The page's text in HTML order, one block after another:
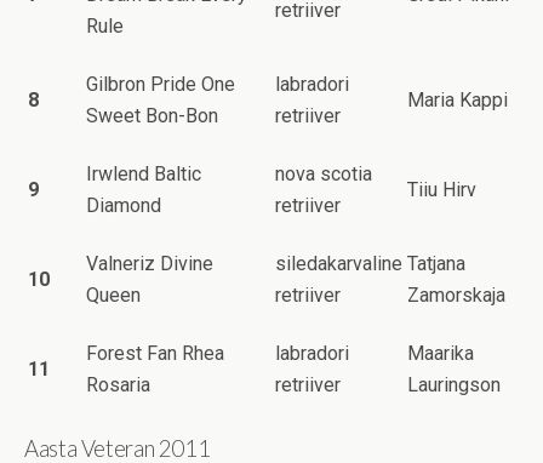
Rule
retriiver
8
Gilbron Pride One
Sweet Bon-Bon
labradori
retriiver
Maria Kappi
9
Irwlend Baltic
Diamond
nova scotia
retriiver
Tiiu Hirv
10
Valneriz Divine
Queen
siledakarvaline
retriiver
Tatjana
Zamorskaja
11
Forest Fan Rhea
Rosaria
labradori
retriiver
Maarika
Lauringson
Aasta Veteran 2011